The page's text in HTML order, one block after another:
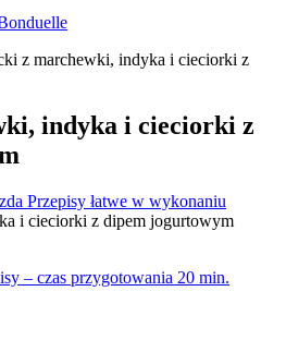
z marchewki, indyka i cieciorki z
indyka i cieciorki z
Przepisy łatwe w wykonaniu
– czas przygotowania 20 min.